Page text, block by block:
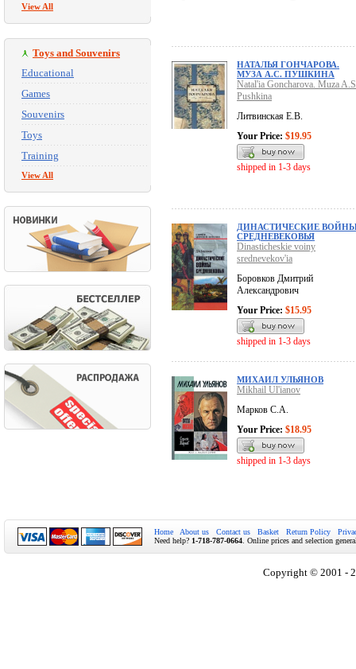
View All
Toys and Souvenirs
Educational
Games
Souvenirs
Toys
Training
View All
НАТАЛЬЯ ГОНЧАРОВА.
МУЗА А.С. ПУШКИНА
Natal'ia Goncharova. Muza
Pushkina
Литвинская Е.В.
Your Price: $19.95
shipped in 1-3 days
ДИНАСТИЧЕСКИЕ
СРЕДНЕВЕКОВЬЯ
Dinasticheskie voiny
srednevekov'ia
Боровков Дмитрий
Александрович
Your Price: $15.95
shipped in 1-3 days
МИХАИЛ УЛЬЯНОВ
Mikhail Ul'ianov
Марков С.А.
Your Price: $18.95
shipped in 1-3 days
Home About us Contact us Basket Return Policy
Need help? 1-718-787-0664 . Online prices and selection
Copyright © 2001 -